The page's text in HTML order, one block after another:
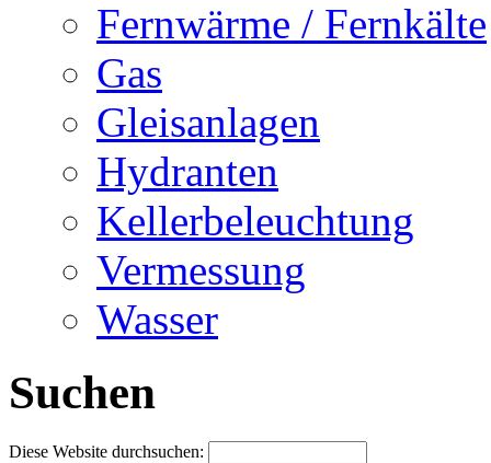
Fernwärme / Fernkälte
Gas
Gleisanlagen
Hydranten
Kellerbeleuchtung
Vermessung
Wasser
Suchen
Diese Website durchsuchen: